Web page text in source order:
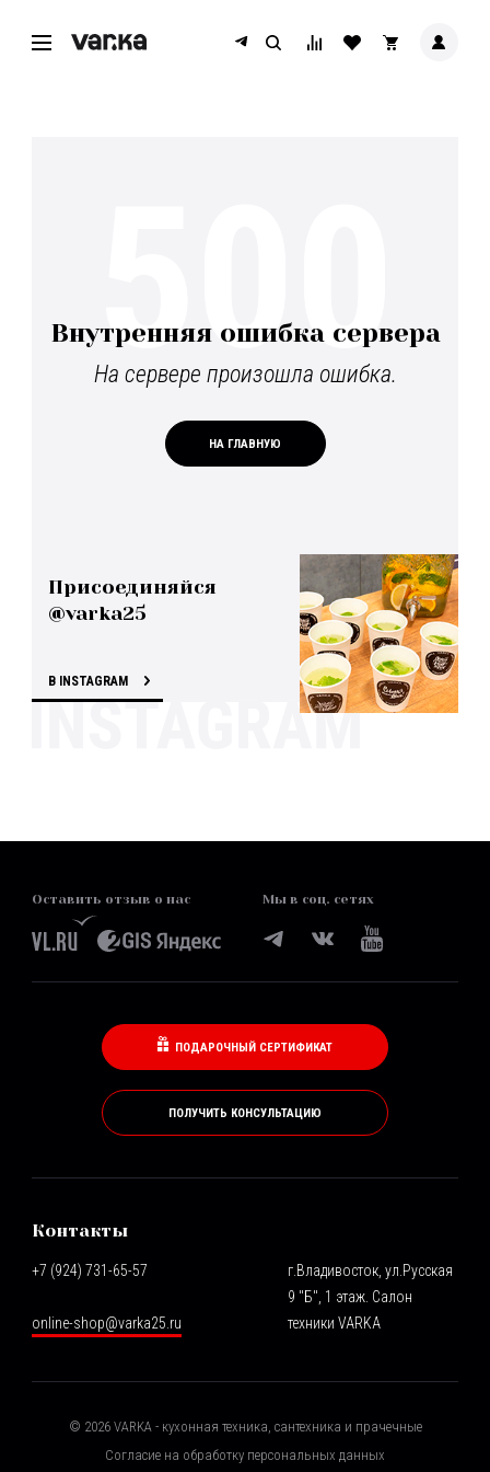
Внутренняя ошибка сервера
На сервере произошла ошибка.
НА ГЛАВНУЮ
500
Присоединяйся
@varka25
В INSTAGRAM
Оставить отзыв о нас Мы в соц. сетях
ПОДАРОЧНЫЙ СЕРТИФИКАТ
ПОЛУЧИТЬ КОНСУЛЬТАЦИЮ
Контакты
+7 (924) 731-65-57
online-shop@varka25.ru
г.Владивосток, ул.Русская
9 "Б", 1 этаж. Салон
техники VARKA
© 2026VARKA - кухонная техника, сантехника и прачечные
Согласие на обработку персональных данных